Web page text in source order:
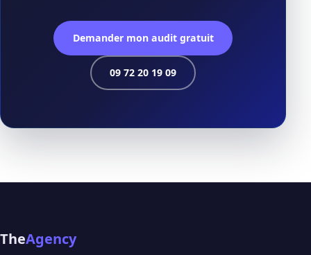
Demander mon audit gratuit
09 72 20 19 09
TheAgency